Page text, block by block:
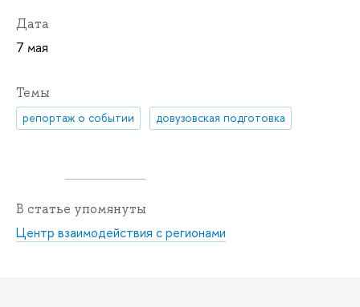
Дата
7 мая
Темы
репортаж о событии довузовская подготовка
В статье упомянуты
Центр взаимодействия с регионами